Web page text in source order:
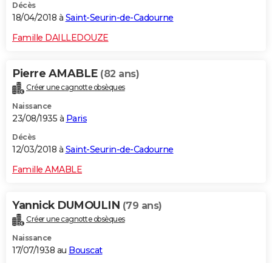
Décès
18/04/2018 à Saint-Seurin-de-Cadourne
Famille DAILLEDOUZE
Pierre AMABLE (82 ans)
Créer une cagnotte obsèques
Naissance
23/08/1935 à Paris
Décès
12/03/2018 à Saint-Seurin-de-Cadourne
Famille AMABLE
Yannick DUMOULIN (79 ans)
Créer une cagnotte obsèques
Naissance
17/07/1938 au Bouscat